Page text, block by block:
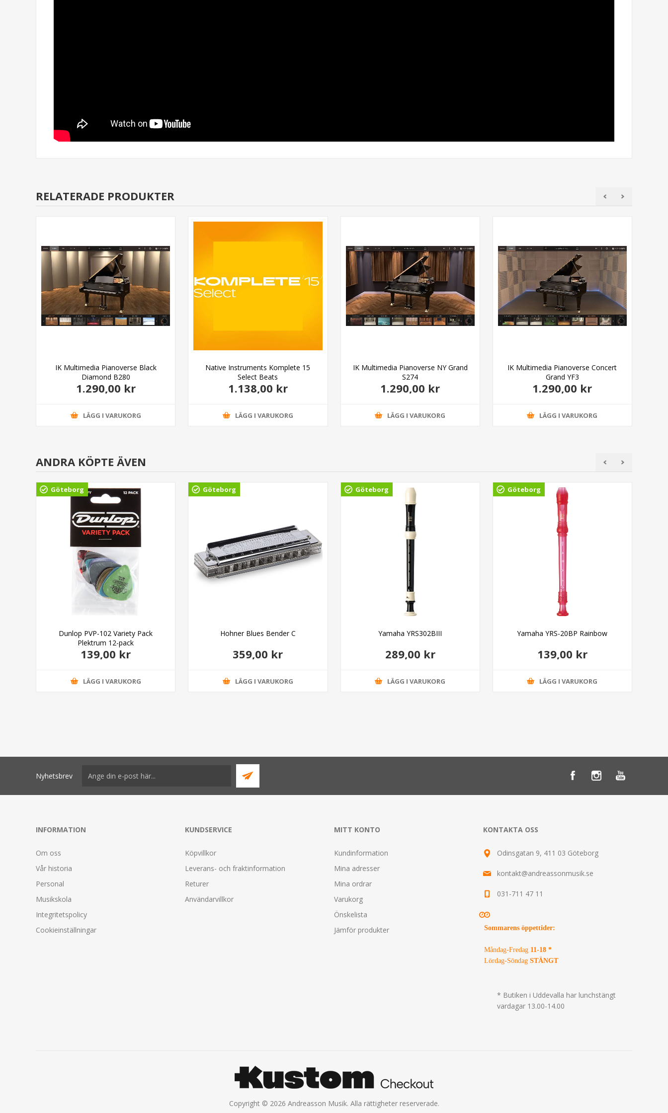
RELATERADE PRODUKTER
IK Multimedia Pianoverse Black
Diamond B280
1.290,00 kr
LÄGG I VARUKORG
Native Instruments Komplete 15
Select Beats
1.138,00 kr
LÄGG I VARUKORG
IK Multimedia Pianoverse NY Grand
S274
1.290,00 kr
LÄGG I VARUKORG
IK Multimedia Pianoverse Concert
Grand YF3
1.290,00 kr
LÄGG I VARUKORG
ANDRA KÖPTE ÄVEN
Göteborg
Dunlop PVP-102 Variety Pack
Plektrum 12-pack
139,00 kr
LÄGG I VARUKORG
Göteborg
Hohner Blues Bender C
359,00 kr
LÄGG I VARUKORG
Göteborg
Yamaha YRS302BIII
289,00 kr
LÄGG I VARUKORG
Göteborg
Yamaha YRS-20BP Rainbow
139,00 kr
LÄGG I VARUKORG
Nyhetsbrev
INFORMATION
Om oss
Vår historia
Personal
Musikskola
Integritetspolicy
Cookieinställningar
KUNDSERVICE
Köpvillkor
Leverans- och fraktinformation
Returer
Användarvillkor
MITT KONTO
Kundinformation
Mina adresser
Mina ordrar
Varukorg
Önskelista
Jämför produkter
KONTAKTA OSS
Odinsgatan 9, 411 03 Göteborg
kontakt@andreassonmusik.se
031-711 47 11
Sommarens öppettider:
Måndag-Fredag 11-18 *
Lördag-Söndag STÄNGT
* Butiken i Uddevalla har lunchstängt
vardagar 13.00-14.00
Copyright © 2026 Andreasson Musik. Alla rättigheter reserverade.